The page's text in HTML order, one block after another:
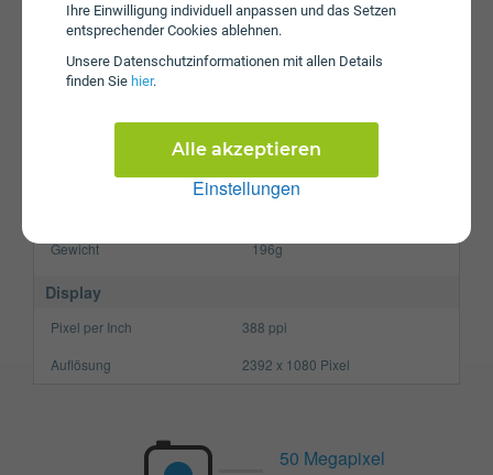
Ihre Einwilligung individuell anpassen und das Setzen
entsprechender Cookies ablehnen.
Unsere Daten­schutz­informationen mit allen Details
finden Sie hier.
Einstellungen
Alle akzeptieren
Speicherkarte
Betriebssystem
Android 15
Nano-SIM
Gewicht
196g
Display
Pixel per Inch
388 ppi
Auflösung
2392 x 1080 Pixel
50 Megapixel